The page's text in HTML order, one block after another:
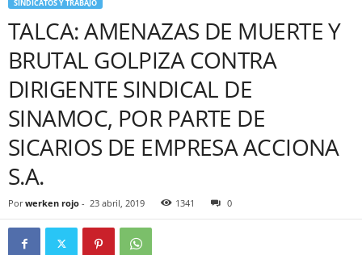
SINDICATOS Y TRABAJO
TALCA: AMENAZAS DE MUERTE Y
BRUTAL GOLPIZA CONTRA
DIRIGENTE SINDICAL DE
SINAMOC, POR PARTE DE
SICARIOS DE EMPRESA ACCIONA
S.A.
Por werken rojo - 23 abril, 2019 1341 0